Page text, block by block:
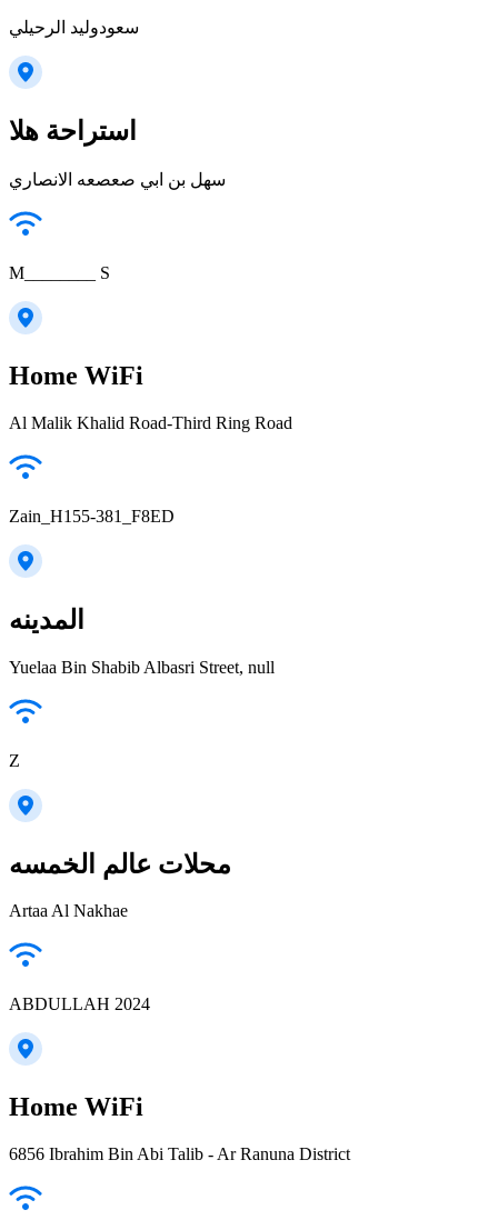
سعودوليد الرحيلي
استراحة هلا
سهل بن ابي صعصعه الانصاري
M________ S
Home WiFi
Al Malik Khalid Road-Third Ring Road
Zain_H155-381_F8ED
المدينه
Yuelaa Bin Shabib Albasri Street, null
Z
محلات عالم الخمسه
Artaa Al Nakhae
ABDULLAH 2024
Home WiFi
6856 Ibrahim Bin Abi Talib - Ar Ranuna District